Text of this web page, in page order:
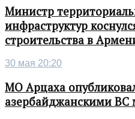
Министр
инфраструктур
строительства в
30 мая 20:20
МО Арцаха
азербайджанскими ВС